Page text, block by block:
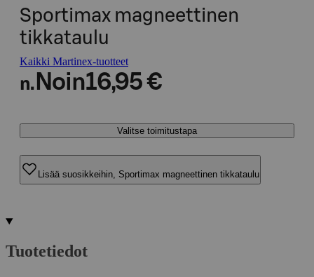
Sportimax magneettinen
tikkataulu
Kaikki Martinex-tuotteet
n. Noin16,95 €
Valitse toimitustapa
Lisää suosikkeihin, Sportimax magneettinen tikkataulu
Tuotetiedot